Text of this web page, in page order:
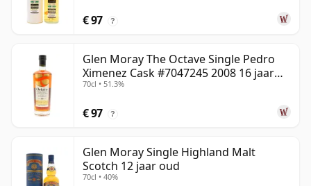
€ 97 ?
Glen Moray The Octave Single Pedro
Ximenez Cask #7047245 2008 16 jaar
oud
70cl • 51.3%
€ 97 ?
Glen Moray Single Highland Malt
Scotch 12 jaar oud
70cl • 40%